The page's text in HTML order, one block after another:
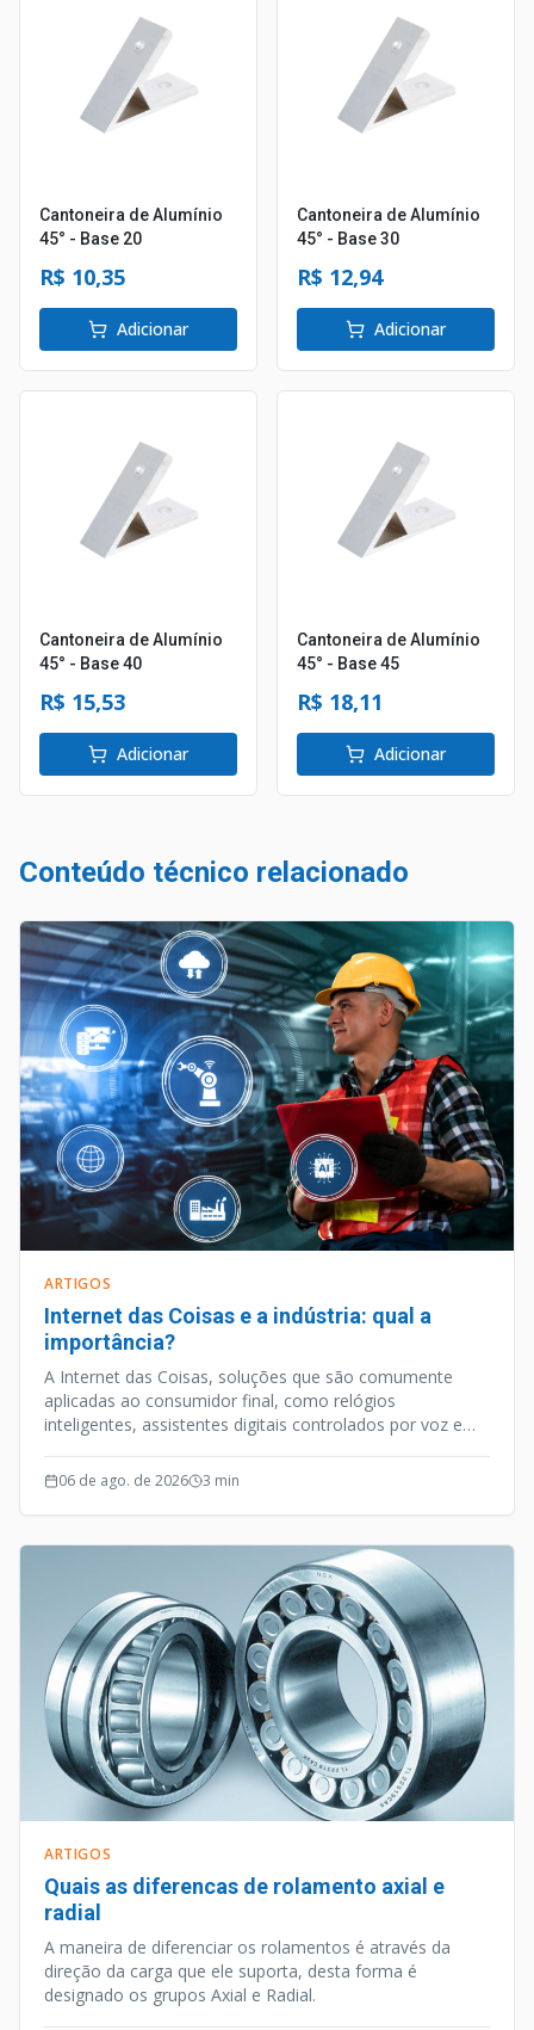
Cantoneira de Alumínio
45° - Base 20
R$ 10,35
Adicionar
Cantoneira de Alumínio
45° - Base 30
R$ 12,94
Adicionar
Cantoneira de Alumínio
45° - Base 40
R$ 15,53
Adicionar
Cantoneira de Alumínio
45° - Base 45
R$ 18,11
Adicionar
Conteúdo técnico relacionado
ARTIGOS
Internet das Coisas e a indústria: qual a
importância?
A Internet das Coisas, soluções que são comumente
aplicadas ao consumidor final, como relógios
inteligentes, assistentes digitais controlados por voz e
vertente tecnológica que caminhou a passos largos nos
últimos anos.
06 de ago. de 2026 3 min
ARTIGOS
Quais as diferencas de rolamento axial e
radial
A maneira de diferenciar os rolamentos é através da
direção da carga que ele suporta, desta forma é
designado os grupos Axial e Radial.